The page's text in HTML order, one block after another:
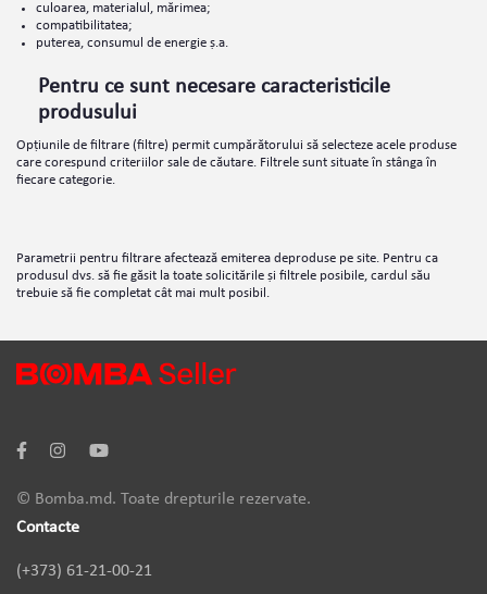
culoarea, materialul, mărimea;
compatibilitatea;
puterea, consumul de energie ș.a.
Pentru ce sunt necesare caracteristicile
produsului
Opțiunile de filtrare (filtre) permit cumpărătorului să selecteze acele produse
care corespund criteriilor sale de căutare. Filtrele sunt situate în stânga în
fiecare categorie.
Parametrii pentru filtrare afectează emiterea deproduse pe site. Pentru ca
produsul dvs. să fie găsit la toate solicitările și filtrele posibile, cardul său
trebuie să fie completat cât mai mult posibil.
© Bomba.md. Toate drepturile rezervate.
Contacte
(+373) 61-21-00-21